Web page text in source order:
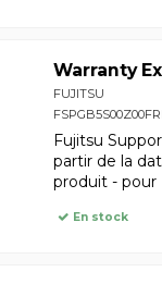
Warranty
FUJITSU
Fujitsu
partir de la
produit - pour
En stock